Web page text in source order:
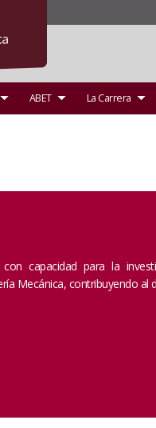
ABET La Carrera
capacidad para la
Mecánica, contribuyendo al